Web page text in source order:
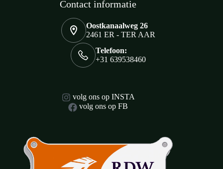
Contact informatie
Oostkanaalweg 26
2461 ER - TER AAR
Telefoon:
+31 639538460
volg ons op INSTA
volg ons op FB